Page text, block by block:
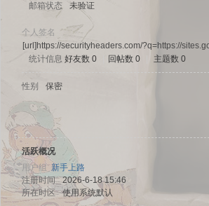
邮箱状态
未验证
个人签名
[url]https://securityheaders.com/?q=https://
统计信息 好友数 0 回帖数 0 主题数 0
性别 保密
活跃概况
用户组 新手上路
注册时间
2026-6-18 15:46
所在时区
使用系统默认